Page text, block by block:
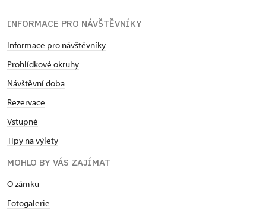
INFORMACE PRO NÁVŠTĚVNÍKY
Informace pro návštěvníky
Prohlídkové okruhy
Návštěvní doba
Rezervace
Vstupné
Tipy na výlety
MOHLO BY VÁS ZAJÍMAT
O zámku
Fotogalerie